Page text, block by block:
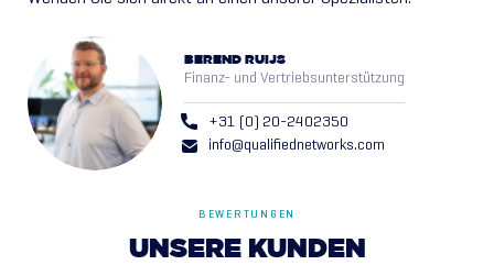
BEREND RUIJS
Finanz- und Vertriebsunterstützung
+31 (0) 20-2402350
info@qualifiednetworks.com
BEWERTUNGEN
UNSERE KUNDEN